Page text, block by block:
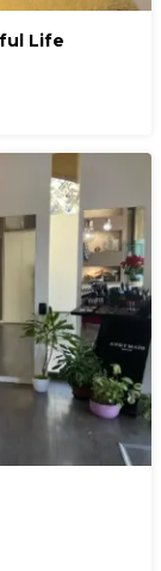
Life